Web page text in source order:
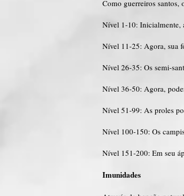
Como guerreiros santos,
Nível 1-10: Inicialmente,
Nível 11-25: Agora, sua
Nível 26-35: Os semi-
Nível 36-50: Agora,
Nível 51-99: As proles
Nível 100-150: Os
Nível 151-200: Em seu
Imunidades